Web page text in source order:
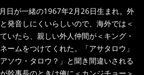
日が一緒の1967年2月26日生まれ。外
発音しにくいらしいので、海外では＜
いたら、親しい外人仲間が＜キング・
ームをつけてくれた。「アサタロウ」
ソウ・タロウ？」と聞き間違いされる
幹事長のときは俺に＜カンジチョー＞